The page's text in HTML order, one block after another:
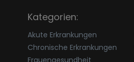
Kategorien:
Akute Erkrankungen
Chronische Erkrankungen
Frauengesundheit